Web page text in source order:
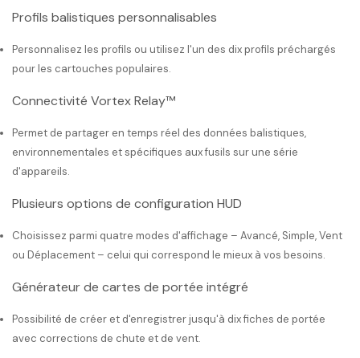
Profils balistiques personnalisables
Personnalisez les profils ou utilisez l'un des dix profils préchargés
pour les cartouches populaires.
Connectivité Vortex Relay™
Permet de partager en temps réel des données balistiques,
environnementales et spécifiques aux fusils sur une série
d'appareils.
Plusieurs options de configuration HUD
Choisissez parmi quatre modes d'affichage – Avancé, Simple, Vent
ou Déplacement – ​​celui qui correspond le mieux à vos besoins.
Générateur de cartes de portée intégré
Possibilité de créer et d'enregistrer jusqu'à dix fiches de portée
avec corrections de chute et de vent.